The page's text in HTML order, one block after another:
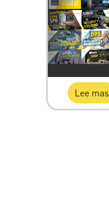
Lee mas